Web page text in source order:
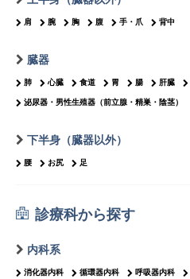
肩 腕 胸 腹 手・爪 背中
臓器
肺 心臓 食道 胃 腸 肝臓
泌尿器・男性生殖器（前立腺・精巣・陰茎）
下半身（臓器以外）
腰 お尻 足
診療科から探す
内科系
消化器内科 循環器内科 呼吸器内科